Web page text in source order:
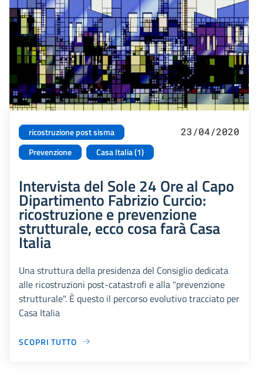
ricostruzione post sisma
Prevenzione
Casa Italia (1)
23/04/2020
Intervista del Sole 24 Ore al Capo
Dipartimento Fabrizio Curcio:
ricostruzione e prevenzione
strutturale, ecco cosa farà Casa
Italia
Una struttura della presidenza del Consiglio dedicata
alle ricostruzioni post-catastrofi e alla "prevenzione
strutturale". È questo il percorso evolutivo tracciato per
Casa Italia
SCOPRI TUTTO